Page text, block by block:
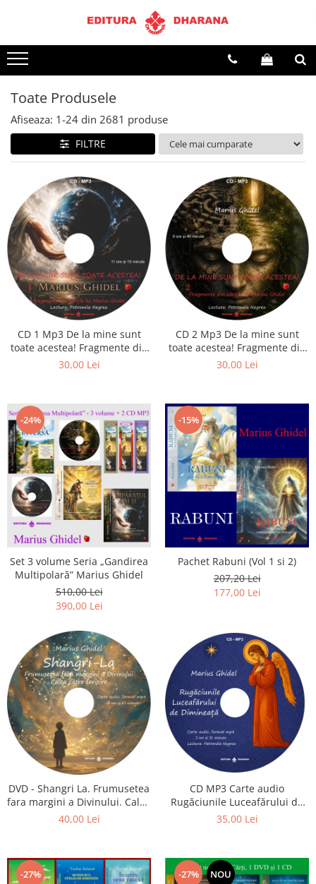
Terapii
Dietoterapie
Toate Produsele
Afiseaza: 1-24 din 2681 produse
FILTRE
CD 1 Mp3 De la mine sunt
toate acestea! Fragmente din
cărțile lui Marius Ghidel
30,00 Lei
CD 2 Mp3 De la mine sunt
toate acestea! Fragmente din
cărțile lui Marius Ghidel
30,00 Lei
-24%
Set 3 volume Seria „Gandirea
Multipolară” Marius Ghidel
510,00 Lei
390,00 Lei
-15%
Pachet Rabuni (Vol 1 si 2)
207,20 Lei
177,00 Lei
DVD - Shangri La. Frumusetea
fara margini a Divinului. Calea
catre fericire
40,00 Lei
CD MP3 Carte audio
Rugăciunile Luceafărului de
dimineață
35,00 Lei
-27% -27% NOU